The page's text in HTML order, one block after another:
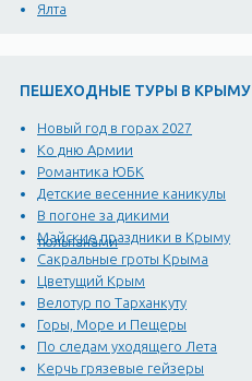
Ялта
ПЕШЕХОДНЫЕ ТУРЫ В КРЫМУ
Новый год в горах 2027
Ко дню Армии
Романтика ЮБК
Детские весенние каникулы
В погоне за дикими
тюльпанами
Майские праздники в Крыму
Сакральные гроты Крыма
Цветущий Крым
Велотур по Тарханкуту
Горы, Море и Пещеры
По следам уходящего Лета
Керчь грязевые гейзеры